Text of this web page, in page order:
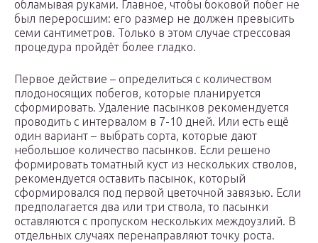
обламывая руками. Главное, чтобы боковой побег не
был переросшим: его размер не должен превысить
семи сантиметров. Только в этом случае стрессовая
процедура пройдёт более гладко.
Первое действие – определиться с количеством
плодоносящих побегов, которые планируется
сформировать. Удаление пасынков рекомендуется
проводить с интервалом в 7-10 дней. Или есть ещё
один вариант – выбрать сорта, которые дают
небольшое количество пасынков. Если решено
формировать томатный куст из нескольких стволов,
рекомендуется оставить пасынок, который
сформировался под первой цветочной завязью. Если
предполагается два или три ствола, то пасынки
оставляются с пропуском нескольких междоузлий. В
отдельных случаях перенаправляют точку роста.